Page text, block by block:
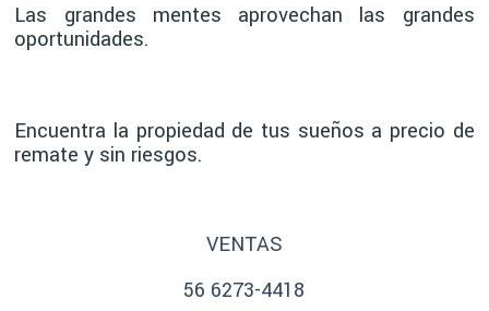
Las grandes mentes aprovechan las grandes
oportunidades.
Encuentra la propiedad de tus sueños a precio de
remate y sin riesgos.
VENTAS
56 6273-4418